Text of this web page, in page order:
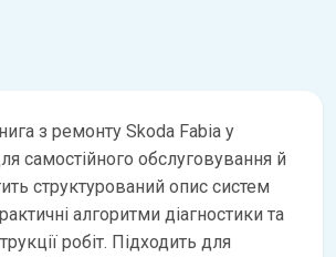
з ремонту Skoda Fabia у
самостійного обслуговування й
структурований опис систем
алгоритми діагностики та
робіт. Підходить для